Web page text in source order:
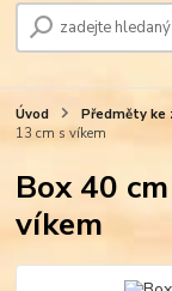
Úvod Předměty ke
13 cm s víkem
Box 40
víkem